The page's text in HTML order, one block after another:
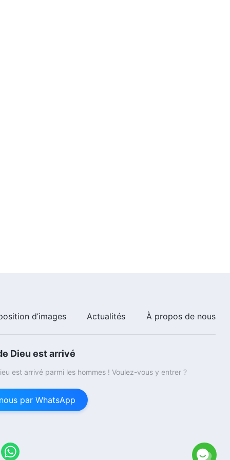
Paroles de Dieu « Dieu Lui-
même, l'Unique IX : Dieu est la
source de vie pour toutes
50:47
Paroles de Dieu « Dieu Lui-
même, l'Unique X : Dieu est la
d’images Actualités À propos de nous
Dieu est arrivé
est arrivé parmi les hommes ! Voulez-vous y entrer ?
par WhatsApp